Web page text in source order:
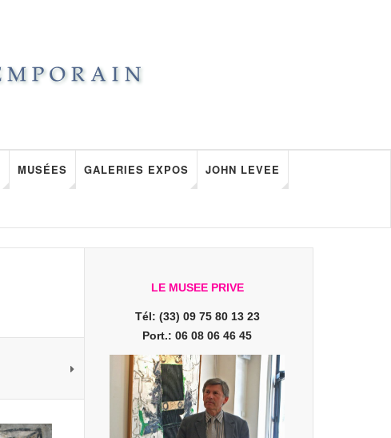
MUSÉES GALERIES EXPOS JOHN LEVEE
LE MUSEE PRIVE
Tél: (33) 09 75 80 13 23
Port.: 06 08 06 46 45